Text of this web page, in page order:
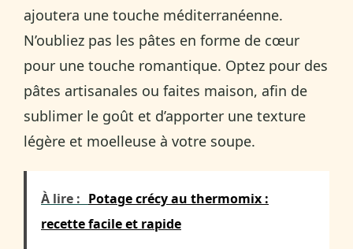
ajoutera une touche méditerranéenne.
N’oubliez pas les pâtes en forme de cœur
pour une touche romantique. Optez pour des
pâtes artisanales ou faites maison, afin de
sublimer le goût et d’apporter une texture
légère et moelleuse à votre soupe.
À lire : Potage crécy au thermomix :
recette facile et rapide